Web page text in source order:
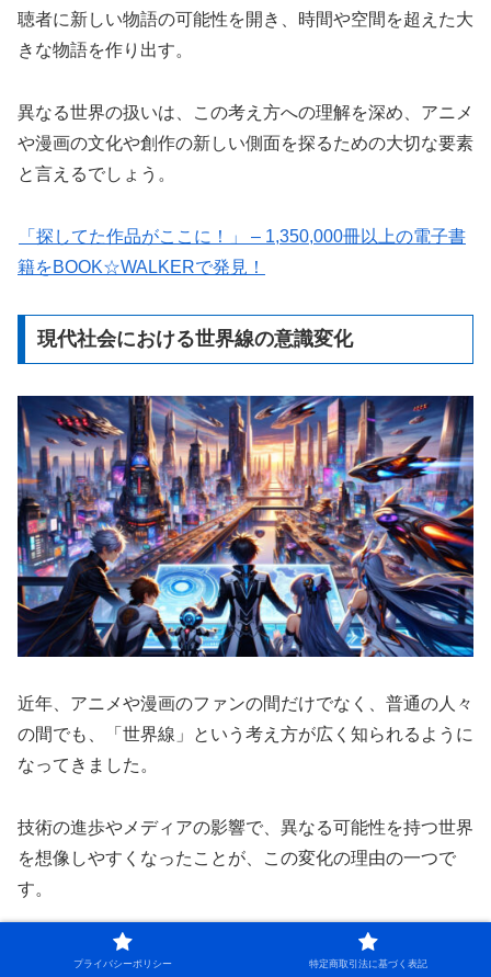
聴者に新しい物語の可能性を開き、時間や空間を超えた大
きな物語を作り出す。
異なる世界の扱いは、この考え方への理解を深め、アニメ
や漫画の文化や創作の新しい側面を探るための大切な要素
と言えるでしょう。
「探してた作品がここに！」 – 1,350,000冊以上の電子書
籍をBOOK☆WALKERで発見！
現代社会における世界線の意識変化
近年、アニメや漫画のファンの間だけでなく、普通の人々
の間でも、「世界線」という考え方が広く知られるように
なってきました。
技術の進歩やメディアの影響で、異なる可能性を持つ世界
を想像しやすくなったことが、この変化の理由の一つで
す。
この考え方の変わりようは、物語を楽しむ方法にも影響を
プライバシーポリシー 特定商取引法に基づく表記